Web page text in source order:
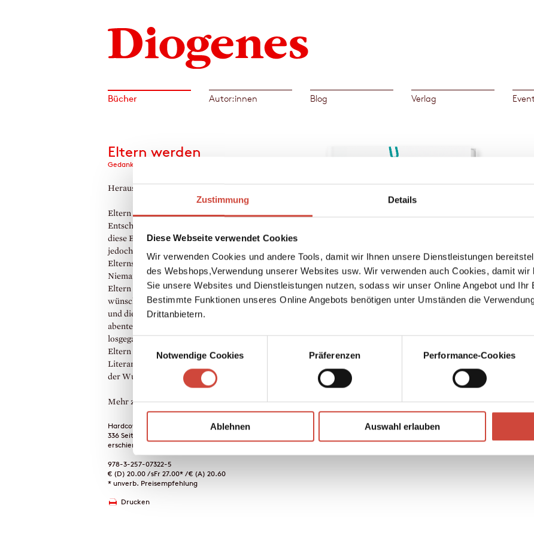
Zustimmung Details
Diese Webseite verwendet Cookies
Wir verwenden Cookies und andere Tools, damit wir Ihnen unsere Dienstleistungen
des Webshops,Verwendung unserer Websites usw. Wir verwenden auch Cookies, damit
Sie unsere Websites und Dienstleistungen nutzen, sodass wir unser Online Angebot und Ihr
Bestimmte Funktionen unseres Online Angebots benötigen unter Umständen die
Drittanbietern.
Einwilligungsauswahl
Notwendige Cookies
Präferenzen Performance-Cookies
Ablehnen Auswahl erlauben
Bücher Autor:innen Blog Verlag
Download Bilddatei
Kaufen
Eltern werden
Gedanken über die verrückteste Sache der Welt
Herausgegeben von Kati Hertzsch
Eltern sein oder nicht: Das ist eine der großen
Entscheidungen im Leben. Manchmal wird uns
diese Entscheidung auch abgenommen. Immer
jedoch bedeutet Elternschaft und auch Nicht-
Elternschaft ein großes Spektrum an Gefühlen.
Niemand weiß, wie es geht, Eltern zu sein, keine
Eltern zu werden oder Elternwaisen, und doch
wünscht und braucht man den Rat, den Trost
und die Gedanken derer, die auf dieser
abenteuerlichen Reise schon ein wenig eher
losgegangen sind. In 21 Originalbeiträgen von
Eltern und Nicht-Eltern sammelt dieses Buch
Literarisches und Essayistisches zu allen Facetten
der Wunder und Wunden von Elternschaft.
Mehr zum Inhalt
Hardcover Gebunden
336 Seiten
erschienen am 22. Januar 2025
978-3-257-07322-5
€ (D) 20.00 / sFr 27.00* / € (A) 20.60
* unverb. Preisempfehlung
Drucken